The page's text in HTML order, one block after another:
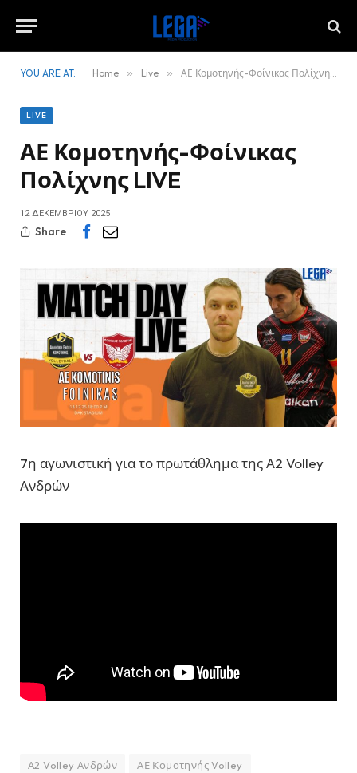
YOU ARE AT: Home » Live » ΑΕ Κομοτηνής-Φοίνικας Πολίχνης LIVE
LIVE
ΑΕ Κομοτηνής-Φοίνικας
Πολίχνης LIVE
12 ΔΕΚΕΜΒΡΊΟΥ 2025
Share
7η αγωνιστική για το πρωτάθλημα της Α2 Volley
Ανδρών
Α2 Volley Ανδρών
ΑΕ Κομοτηνής Volley